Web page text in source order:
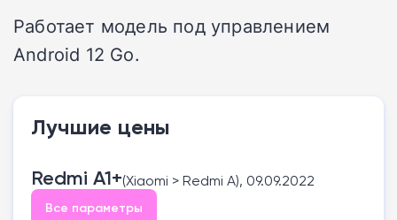
Работает модель под управлением
Android 12 Go.
Лучшие цены
Redmi A1+(Xiaomi > Redmi A), 09.09.2022
Все параметры